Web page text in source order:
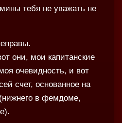
тебя не уважать не
они, мои капитанские
очевидность, и вот
счет, основанное на
в фемдоме,